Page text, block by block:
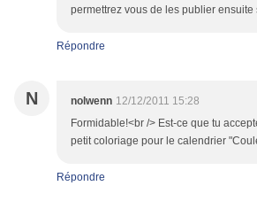
permettrez vous de les publier ensuite
Répondre
N nolwenn 12/12/2011 15:28
Formidable!<br /> Est-ce que tu
petit coloriage pour le calendrier
Répondre